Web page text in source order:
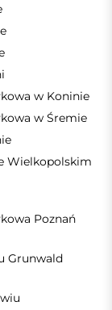
w Koninie
w Śremie
Wielkopolskim
Poznań
Grunwald